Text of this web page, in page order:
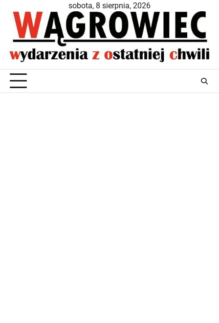
content
sobota, 8 sierpnia, 2026